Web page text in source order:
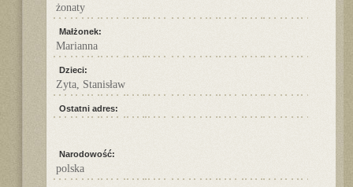
żonaty
Małżonek:
Marianna
Dzieci:
Zyta, Stanisław
Ostatni adres:
Narodowość:
polska